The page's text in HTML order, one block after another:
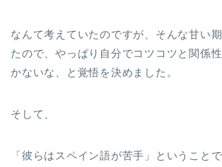
なんて考えていたのですが、そんな甘い
たので、やっぱり自分でコツコツと関係
かないな、と覚悟を決めました。
そして、
「彼らはスペイン語が苦手」ということ